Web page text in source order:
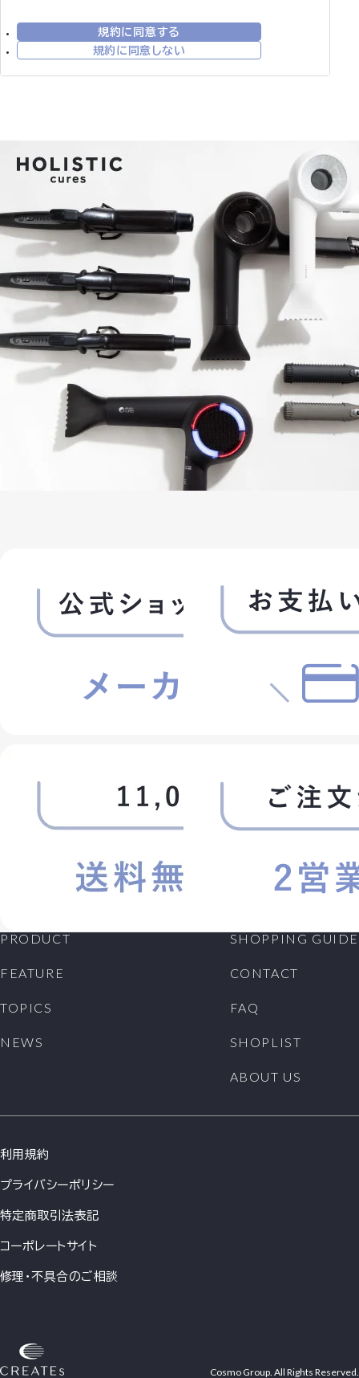
社が相応しくないと判断した方からの会員申込はお断
りする場合があります。
2. 会員情報の入力 会員登録手続の際には、入力上の注
意をよく読み、所定の入力フォームに必要事項を正確に
入力してください。会員情報の登録において、特殊記
号・旧漢字・ローマ数字などはご使用になれません。こ
れらの文字が登録された場合は当社にて変更致しま
す。
3. パスワードの管理
(1)パスワードは会員本人のみが利用できるものとし、
第三者に譲渡・貸与できないものとします。
(2)パスワードは、他人に知られることがないよう定期的
に変更する等、会員本人が責任をもって管理してくださ
い。
(3)パスワードを用いて当社に対して行われた意思表示
は、会員本人の意思表示とみなし、そのために生じる支
払等は全て会員の責任となります。
1. 会員は、氏名、住所など当社に届け出た事項に変更
れた取引は、変更登録前の情報に基づいて行われます
のでご注意ください。
きを行ってください。所定の退会手続の終了後に、退会
となります。
他当社が会員として不適当と認める事由があるときは、
当社は、会員資格を取り消すことができることとしま
す。
(1)会員番号、パスワードを不正に使用すること
(2)当ホームページにアクセスして情報を改ざんしたり、
(3)当社が扱う商品の知的所有権を侵害する行為をする
(4)その他、この利用規約に反する行為をすること
第6条 (会員情報の取扱い)
く第三者に対して開示することはありません。ただし、
員情報その他のお客様情報を開示できるものとします。
(2)当社の権利、利益、名誉等を保護するために必要で
2. 会員情報につきましては、当社の「個人情報保護への
を、会員へのサービス提供、サービス内容の向上、サー
ビスの利用促進、およびサービスの健全かつ円滑な運
営の確保を図る目的のために、当社おいて利用するこ
とができるものとします。
による情報提供(広告を含みます)を行うことができるも
提供につきましては、会員の希望により停止をすること
はできません。
規約に同意しない
規約に同意する
PRODUCT
FEATURE
TOPICS
NEWS
SHOPPING GUIDE
CONTACT
FAQ
SHOPLIST
ABOUT US
利用規約
プライバシーポリシー
特定商取引法表記
コーポレートサイト
修理・不具合のご相談
Cosmo Group. All Rights Reserved.